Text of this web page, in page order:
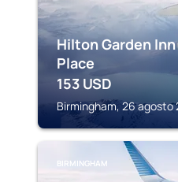
Hilton Garden
Place
153 USD
Birmingham, 26 agosto
BIRMINGHAM